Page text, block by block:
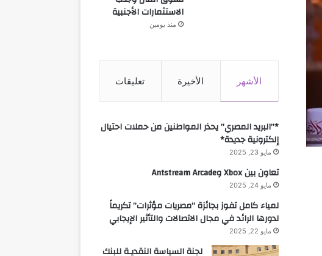
الاستثمارات الأجنبية
منذ يومين
الأشهر الأخيرة تعليقات
*”البريد المصري” يحذر المواطنين من حملات احتيال
إلكترونية جديدة*
مايو 23, 2025
تعاون بين Xbox وAntstream Arcade
مايو 24, 2025
لمياء كامل تفوز بجائزة “مصريات مؤثرات” تكريماً
لدورها الرائد في مجال الاتصالات والتأثير الإيجابي
مايو 22, 2025
لجنة السياسة النقديـة للبنك